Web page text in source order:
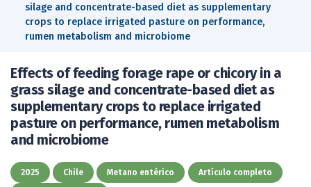
silage and concentrate-based diet as supplementary
crops to replace irrigated pasture on performance,
rumen metabolism and microbiome
Effects of feeding forage rape or chicory in a
grass silage and concentrate-based diet as
supplementary crops to replace irrigated
pasture on performance, rumen metabolism
and microbiome
2025 Chile Metano entérico Artículo completo